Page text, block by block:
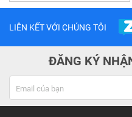
LIÊN KẾT VỚI CHÚNG TÔI
ĐĂNG KÝ